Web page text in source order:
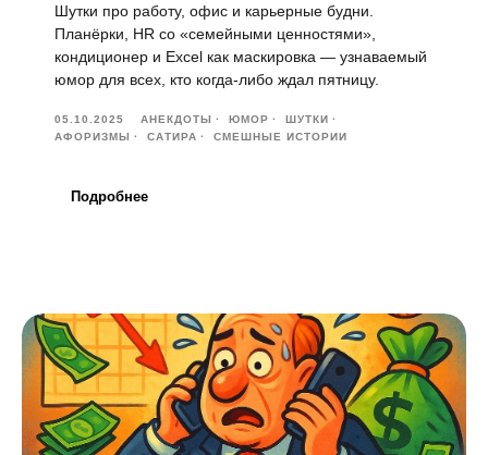
Шутки про работу, офис и карьерные будни.
Планёрки, HR со «семейными ценностями»,
кондиционер и Excel как маскировка — узнаваемый
юмор для всех, кто когда-либо ждал пятницу.
05.10.2025 АНЕКДОТЫ ЮМОР
ШУТКИ
АФОРИЗМЫ
САТИРА СМЕШНЫЕ ИСТОРИИ
Подробнее